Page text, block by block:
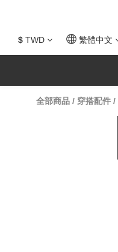
$ TWD 繁體中文
全部商品 / 穿搭配件 /